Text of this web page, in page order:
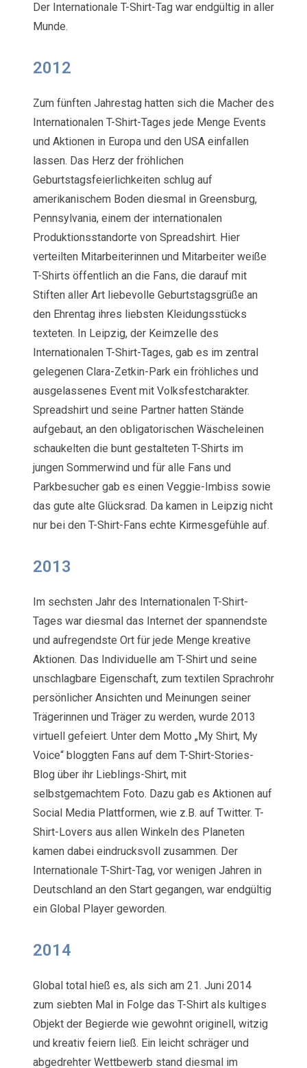
Der Internationale T-Shirt-Tag war endgültig in aller
Munde.
2012
Zum fünften Jahrestag hatten sich die Macher des
Internationalen T-Shirt-Tages jede Menge Events
und Aktionen in Europa und den USA einfallen
lassen. Das Herz der fröhlichen
Geburtstagsfeierlichkeiten schlug auf
amerikanischem Boden diesmal in Greensburg,
Pennsylvania, einem der internationalen
Produktionsstandorte von Spreadshirt. Hier
verteilten Mitarbeiterinnen und Mitarbeiter weiße
T-Shirts öffentlich an die Fans, die darauf mit
Stiften aller Art liebevolle Geburtstagsgrüße an
den Ehrentag ihres liebsten Kleidungsstücks
texteten. In Leipzig, der Keimzelle des
Internationalen T-Shirt-Tages, gab es im zentral
gelegenen Clara-Zetkin-Park ein fröhliches und
ausgelassenes Event mit Volksfestcharakter.
Spreadshirt und seine Partner hatten Stände
aufgebaut, an den obligatorischen Wäscheleinen
schaukelten die bunt gestalteten T-Shirts im
jungen Sommerwind und für alle Fans und
Parkbesucher gab es einen Veggie-Imbiss sowie
das gute alte Glücksrad. Da kamen in Leipzig nicht
nur bei den T-Shirt-Fans echte Kirmesgefühle auf.
2013
Im sechsten Jahr des Internationalen T-Shirt-
Tages war diesmal das Internet der spannendste
und aufregendste Ort für jede Menge kreative
Aktionen. Das Individuelle am T-Shirt und seine
unschlagbare Eigenschaft, zum textilen Sprachrohr
persönlicher Ansichten und Meinungen seiner
Trägerinnen und Träger zu werden, wurde 2013
virtuell gefeiert. Unter dem Motto „My Shirt, My
Voice“ bloggten Fans auf dem T-Shirt-Stories-
Blog über ihr Lieblings-Shirt, mit
selbstgemachtem Foto. Dazu gab es Aktionen auf
Social Media Plattformen, wie z.B. auf Twitter. T-
Shirt-Lovers aus allen Winkeln des Planeten
kamen dabei eindrucksvoll zusammen. Der
Internationale T-Shirt-Tag, vor wenigen Jahren in
Deutschland an den Start gegangen, war endgültig
ein Global Player geworden.
2014
Global total hieß es, als sich am 21. Juni 2014
zum siebten Mal in Folge das T-Shirt als kultiges
Objekt der Begierde wie gewohnt originell, witzig
und kreativ feiern ließ. Ein leicht schräger und
abgedrehter Wettbewerb stand diesmal im